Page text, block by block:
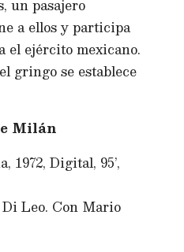
un pasajero
a ellos y participa
el ejército mexicano.
gringo se establece
Milán
1972, Digital, 95’,
Leo. Con Mario